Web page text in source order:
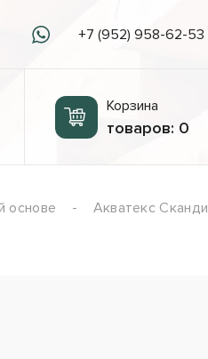
+7 (952) 958-62-53
Корзина
товаров: 0
основе
Акватекс Сканди